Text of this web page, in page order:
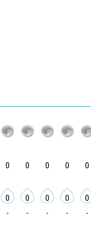
0 0 0 0 0
0 0 0 0 0
- - - - -